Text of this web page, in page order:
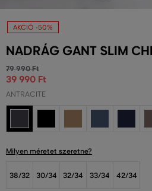
AKCIÓ -50%
NADRÁG GANT SLIM
79 990 Ft
39 990 Ft
ANTRACITE
Milyen méretet szeretne?
38/32 30/34 32/34 33/34 42/34